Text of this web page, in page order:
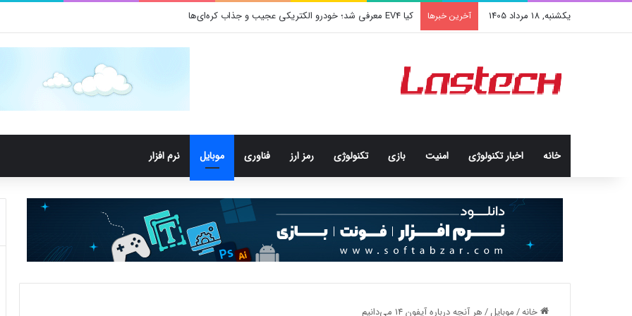
یکشنبه, 18 مرداد 1405 آخرین خبرها کشف جدید دانشمندان: برخی باکتری‌های دهان می‌توانند خطر ابتلا به آلزایمر را افزایش دهند
خانه اخبار تکنولوژی امنيت بازی تکنولوژی رمز ارز فناوری موبایل نرم افزار
خانه/موبایل/هر آنچه درباره آیفون 14 می‌دانیم